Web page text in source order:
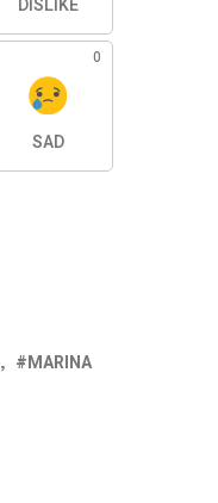
DISLIKE
0
SAD
MARINA